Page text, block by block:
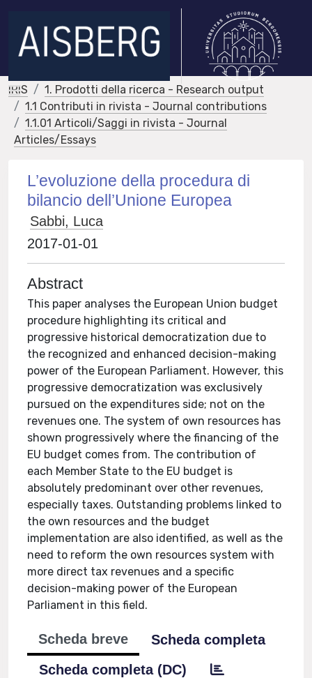
IRIS
1. Prodotti della ricerca - Research output
1.1 Contributi in rivista - Journal contributions
1.1.01 Articoli/Saggi in rivista - Journal
Articles/Essays
L’evoluzione della procedura di
bilancio dell’Unione Europea
Sabbi, Luca
2017-01-01
Abstract
This paper analyses the European Union budget
procedure highlighting its critical and
progressive historical democratization due to
the recognized and enhanced decision-making
power of the European Parliament. However, this
progressive democratization was exclusively
pursued on the expenditures side; not on the
revenues one. The system of own resources has
shown progressively where the financing of the
EU budget comes from. The contribution of
each Member State to the EU budget is
absolutely predominant over other revenues,
especially taxes. Outstanding problems linked to
the own resources and the budget
implementation are also identified, as well as the
need to reform the own resources system with
more direct tax revenues and a specific
decision-making power of the European
Parliament in this field.
Scheda breve
Scheda completa
Scheda completa (DC)